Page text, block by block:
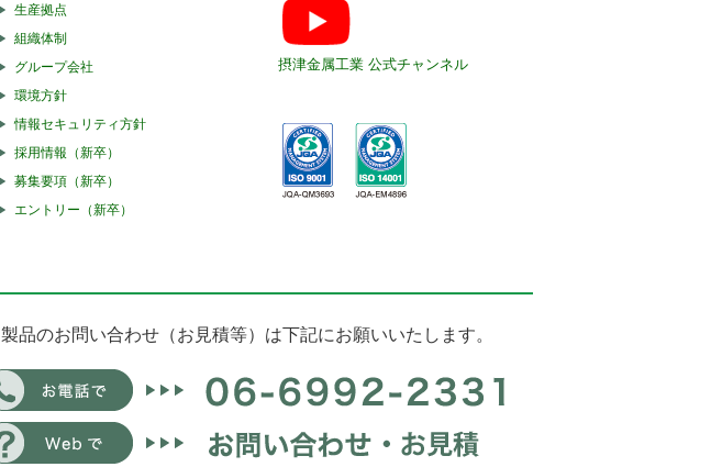
生産拠点
組織体制
グループ会社
環境方針
情報セキュリティ方針
採用情報（新卒）
募集要項（新卒）
エントリー（新卒）
摂津金属工業 公式チャンネル
製品のお問い合わせ（お見積等）は下記にお願いいたします。